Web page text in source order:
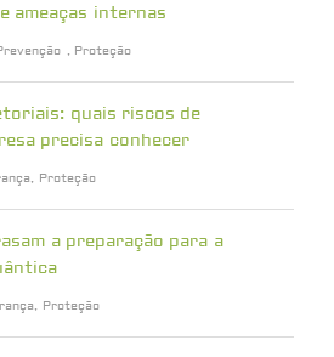
ameaças internas
, Proteção
quais riscos de
precisa conhecer
, Proteção
a preparação para a
, Proteção